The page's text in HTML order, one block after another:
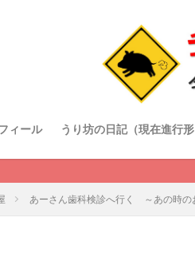
ィール うり坊の日記（現在進行形
あーさん歯科検診へ行く ～あの時の